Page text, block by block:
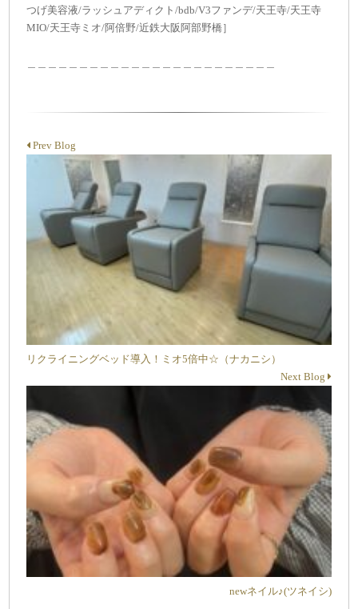
つげ美容液/ラッシュアディクト/bdb/V3ファンデ/天王寺/天王寺
MIO/天王寺ミオ/阿倍野/近鉄大阪阿部野橋］
Prev Blog
リクライニングベッド導入！ミオ5倍中☆（ナカニシ）
Next Blog
newネイル♪(ツネイシ)